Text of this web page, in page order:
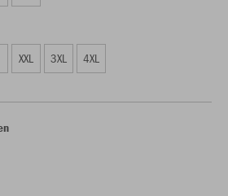
XXL 3XL 4XL